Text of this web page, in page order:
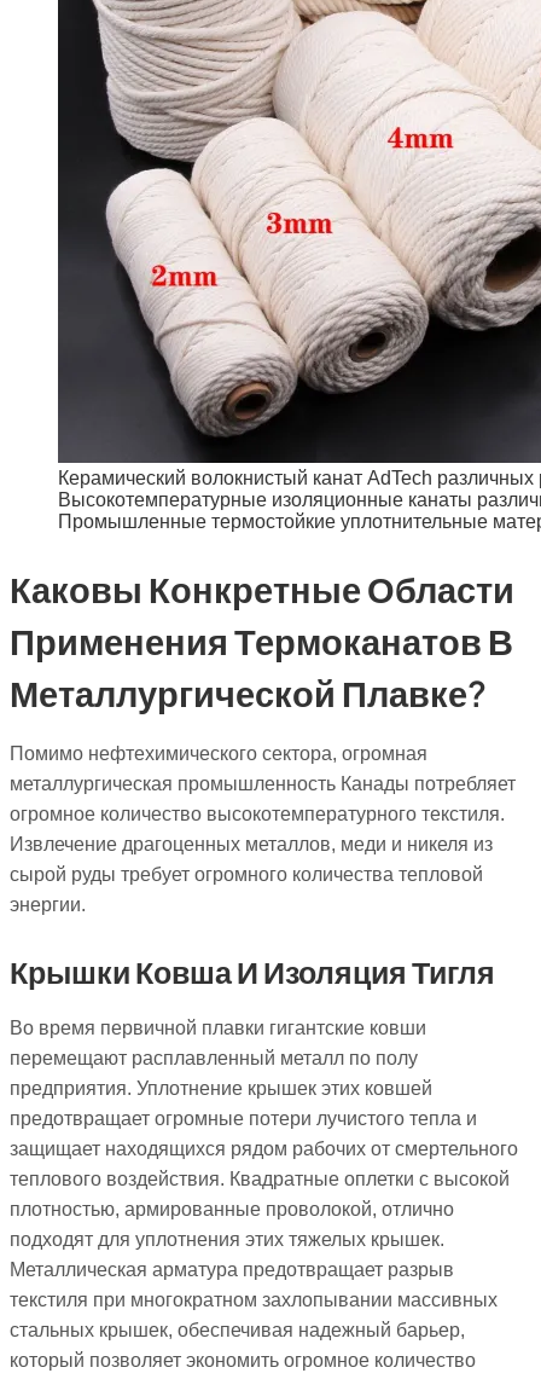
Керамический волокнистый канат AdTech
Высокотемпературные изоляционные канаты
Промышленные термостойкие уплотнительные
Каковы Конкретные Области
Применения Термоканатов В
Металлургической Плавке?
Помимо нефтехимического сектора, огромная
металлургическая промышленность Канады потребляет
огромное количество высокотемпературного текстиля.
Извлечение драгоценных металлов, меди и никеля из
сырой руды требует огромного количества тепловой
энергии.
Крышки Ковша И Изоляция Тигля
Во время первичной плавки гигантские ковши
перемещают расплавленный металл по полу
предприятия. Уплотнение крышек этих ковшей
предотвращает огромные потери лучистого тепла и
защищает находящихся рядом рабочих от смертельного
теплового воздействия. Квадратные оплетки с высокой
плотностью, армированные проволокой, отлично
подходят для уплотнения этих тяжелых крышек.
Металлическая арматура предотвращает разрыв
текстиля при многократном захлопывании массивных
стальных крышек, обеспечивая надежный барьер,
который позволяет экономить огромное количество